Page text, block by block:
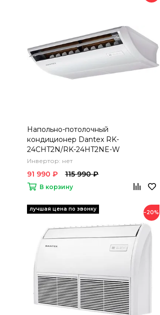
Напольно-потолочный
кондиционер Dantex RK-
24CHT2N/RK-24HT2NE-W
Инвертор: нет
91 990 ₽ 115 990 ₽
В корзину
−20%